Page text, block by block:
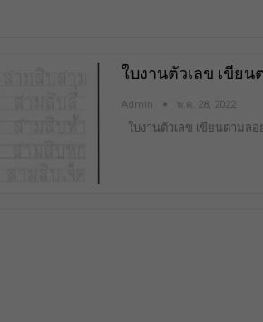
ใบงานตัวเลข เขีย
Admin พ.ค. 28, 2022
ใบงานตัวเลข เขียนตามล